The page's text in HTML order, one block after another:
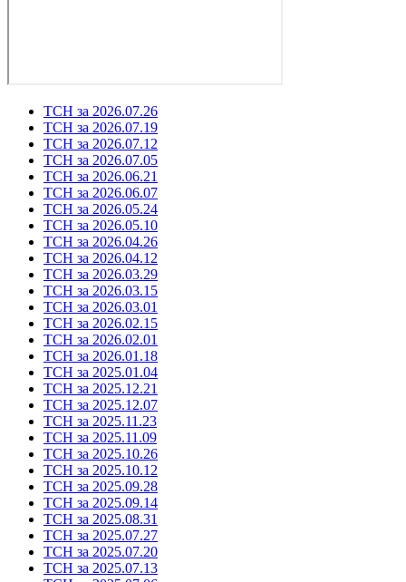
ТСН за 2026.07.26
ТСН за 2026.07.19
ТСН за 2026.07.12
ТСН за 2026.07.05
ТСН за 2026.06.21
ТСН за 2026.06.07
ТСН за 2026.05.24
ТСН за 2026.05.10
ТСН за 2026.04.26
ТСН за 2026.04.12
ТСН за 2026.03.29
ТСН за 2026.03.15
ТСН за 2026.03.01
ТСН за 2026.02.15
ТСН за 2026.02.01
ТСН за 2026.01.18
ТСН за 2025.01.04
ТСН за 2025.12.21
ТСН за 2025.12.07
ТСН за 2025.11.23
ТСН за 2025.11.09
ТСН за 2025.10.26
ТСН за 2025.10.12
ТСН за 2025.09.28
ТСН за 2025.09.14
ТСН за 2025.08.31
ТСН за 2025.07.27
ТСН за 2025.07.20
ТСН за 2025.07.13